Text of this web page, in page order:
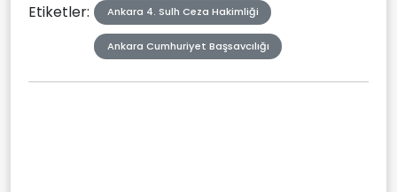
Etiketler: Ankara 4. Sulh Ceza Hakimliği
Ankara Cumhuriyet Başsavcılığı